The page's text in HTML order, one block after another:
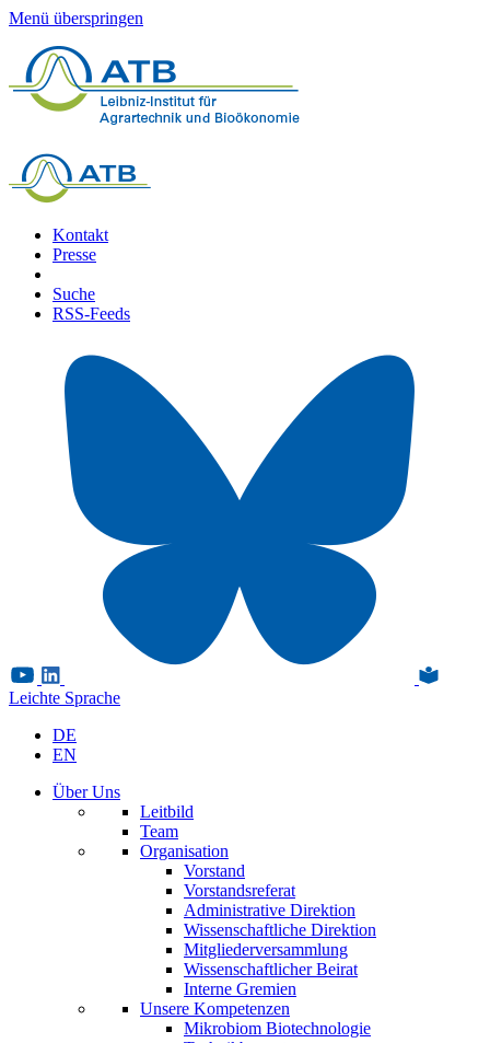
Menü überspringen
Kontakt
Presse
Suche
RSS-Feeds
Leichte Sprache
DE
EN
Über Uns
Leitbild
Team
Organisation
Vorstand
Vorstandsreferat
Administrative Direktion
Wissenschaftliche Direktion
Mitgliederversammlung
Wissenschaftlicher Beirat
Interne Gremien
Unsere Kompetenzen
Mikrobiom Biotechnologie